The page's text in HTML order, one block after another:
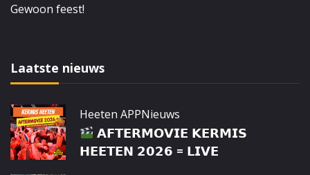
Gewoon feest!
Laatste nieuws
Heeten APPNieuws
𝗔𝗙𝗧𝗘𝗥𝗠𝗢𝗩𝗜𝗘 𝗞𝗘𝗥𝗠𝗜𝗦
𝗛𝗘𝗘𝗧𝗘𝗡 𝟮𝟬𝟮𝟲 = 𝗟𝗜𝗩𝗘